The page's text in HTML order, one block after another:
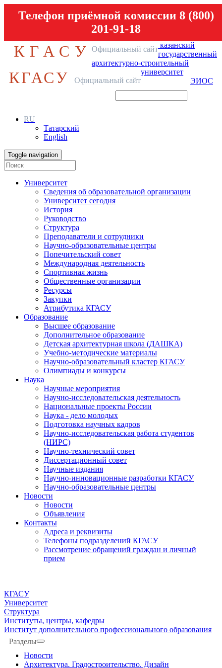
Телефон приёмной комиссии 8 (800)
201-91-18
КГАСУ Официальный сайт казанский
государственный
архитектурно-строительный
университет
КГАСУ Официальный сайт ЭИОС
RU
Татарский
English
Toggle navigation
Университет
Сведения об образовательной организации
Университет сегодня
История
Руководство
Структура
Преподаватели и сотрудники
Научно-образовательные центры
Попечительский совет
Международная деятельность
Спортивная жизнь
Общественные организации
Ресурсы
Закупки
Атрибутика КГАСУ
Образование
Высшее образование
Дополнительное образование
Детская архитектурная школа (ДАШКА)
Учебно-методические материалы
Научно-образовательный кластер КГАСУ
Олимпиады и конкурсы
Наука
Научные мероприятия
Научно-исследовательская деятельность
Национальные проекты России
Наука - дело молодых
Подготовка научных кадров
Научно-исследовательская работа студентов
(НИРС)
Научно-технический совет
Диссертационный совет
Научные издания
Научно-инновационные разработки КГАСУ
Научно-образовательные центры
Новости
Новости
Объявления
Контакты
Адреса и реквизиты
Телефоны подразделений КГАСУ
Рассмотрение обращений граждан и личный
прием
КГАСУ
Университет
Структура
Институты, центры, кафедры
Институт дополнительного профессионального образования
Разделы
Новости
Архитектура. Градостроительство. Дизайн